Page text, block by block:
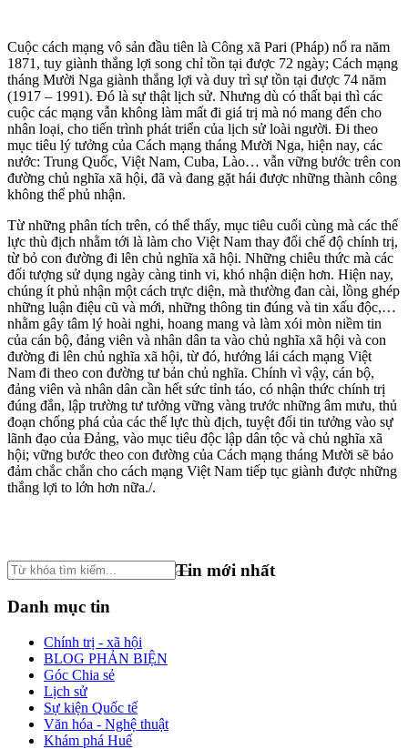
Cuộc cách mạng vô sản đầu tiên là Công xã Pari (Pháp) nổ ra năm
1871, tuy giành thắng lợi song chỉ tồn tại được 72 ngày; Cách mạng
tháng Mười Nga giành thắng lợi và duy trì sự tồn tại được 74 năm
(1917 – 1991). Đó là sự thật lịch sử. Nhưng dù có thất bại thì các
cuộc các mạng vẫn không làm mất đi giá trị mà nó mang đến cho
nhân loại, cho tiến trình phát triển của lịch sử loài người. Đi theo
mục tiêu lý tưởng của Cách mạng tháng Mười Nga, hiện nay, các
nước: Trung Quốc, Việt Nam, Cuba, Lào… vẫn vững bước trên con
đường chủ nghĩa xã hội, đã và đang gặt hái được những thành công
không thể phủ nhận.
Từ những phân tích trên, có thể thấy, mục tiêu cuối cùng mà các thế
lực thù địch nhằm tới là làm cho Việt Nam thay đổi chế độ chính trị,
từ bỏ con đường đi lên chủ nghĩa xã hội. Những chiêu thức mà các
đối tượng sử dụng ngày càng tinh vi, khó nhận diện hơn. Hiện nay,
chúng ít phủ nhận một cách trực diện, mà thường đan cài, lồng ghép
những luận điệu cũ và mới, những thông tin đúng và tin xấu độc,…
nhằm gây tâm lý hoài nghi, hoang mang và làm xói mòn niềm tin
của cán bộ, đảng viên và nhân dân ta vào chủ nghĩa xã hội và con
đường đi lên chủ nghĩa xã hội, từ đó, hướng lái cách mạng Việt
Nam đi theo con đường tư bản chủ nghĩa. Chính vì vậy, cán bộ,
đảng viên và nhân dân cần hết sức tỉnh táo, có nhận thức chính trị
đúng đắn, lập trường tư tưởng vững vàng trước những âm mưu, thủ
đoạn chống phá của các thế lực thù địch, tuyệt đối tin tưởng vào sự
lãnh đạo của Ðảng, vào mục tiêu độc lập dân tộc và chủ nghĩa xã
hội; vững bước theo con đường của Cách mạng tháng Mười sẽ bảo
đảm chắc chắn cho cách mạng Việt Nam tiếp tục giành được những
thắng lợi to lớn hơn nữa./.
Tin mới nhất
Danh mục tin
Chính trị - xã hội
BLOG PHẢN BIỆN
Góc Chia sẻ
Lịch sử
Sự kiện Quốc tế
Văn hóa - Nghệ thuật
Khám phá Huế